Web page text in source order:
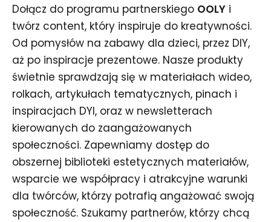
Dołącz do programu partnerskiego OOLY i
twórz content, który inspiruje do kreatywności.
Od pomysłów na zabawy dla dzieci, przez DIY,
aż po inspiracje prezentowe. Nasze produkty
świetnie sprawdzają się w materiałach wideo,
rolkach, artykułach tematycznych, pinach i
inspiracjach DYI, oraz w newsletterach
kierowanych do zaangażowanych
społeczności. Zapewniamy dostęp do
obszernej biblioteki estetycznych materiałów,
wsparcie we współpracy i atrakcyjne warunki
dla twórców, którzy potrafią angażować swoją
społeczność. Szukamy partnerów, którzy chcą